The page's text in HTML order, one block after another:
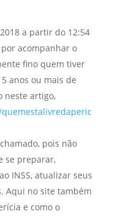
a partir do 12:54
acompanhar o
fino quem tiver
anos ou mais de
neste artigo,
pois não
se preparar,
INSS, atualizar seus
Aqui no site também
e como o